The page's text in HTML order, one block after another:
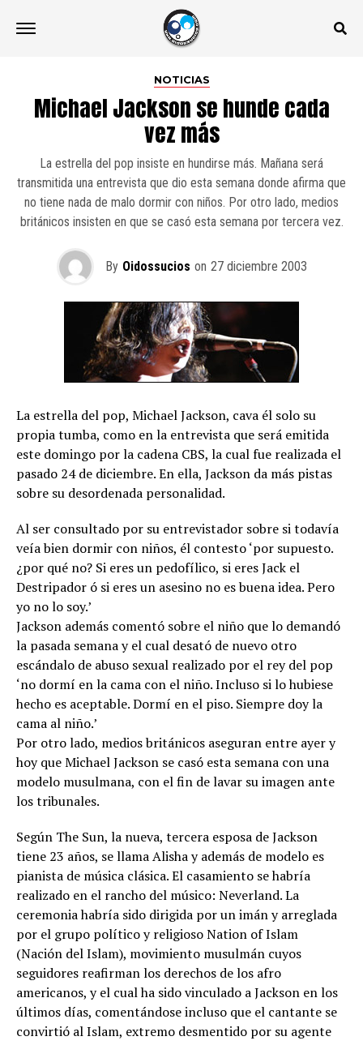
NOTICIAS
Michael Jackson se hunde cada
vez más
La estrella del pop insiste en hundirse más. Mañana será
transmitida una entrevista que dio esta semana donde afirma que
no tiene nada de malo dormir con niños. Por otro lado, medios
británicos insisten en que se casó esta semana por tercera vez.
By Oidossucios on 27 diciembre 2003
La estrella del pop, Michael Jackson, cava él solo su
propia tumba, como en la entrevista que será emitida
este domingo por la cadena CBS, la cual fue realizada el
pasado 24 de diciembre. En ella, Jackson da más pistas
sobre su desordenada personalidad.
Al ser consultado por su entrevistador sobre si todavía
veía bien dormir con niños, él contesto ‘por supuesto.
¿por qué no? Si eres un pedofílico, si eres Jack el
Destripador ó si eres un asesino no es buena idea. Pero
yo no lo soy.’
Jackson además comentó sobre el niño que lo demandó
la pasada semana y el cual desató de nuevo otro
escándalo de abuso sexual realizado por el rey del pop
‘no dormí en la cama con el niño. Incluso si lo hubiese
hecho es aceptable. Dormí en el piso. Siempre doy la
cama al niño.’
Por otro lado, medios británicos aseguran entre ayer y
hoy que Michael Jackson se casó esta semana con una
modelo musulmana, con el fin de lavar su imagen ante
los tribunales.
Según The Sun, la nueva, tercera esposa de Jackson
tiene 23 años, se llama Alisha y además de modelo es
pianista de música clásica. El casamiento se habría
realizado en el rancho del músico: Neverland. La
ceremonia habría sido dirigida por un imán y arreglada
por el grupo político y religioso Nation of Islam
(Nación del Islam), movimiento musulmán cuyos
seguidores reafirman los derechos de los afro
americanos, y el cual ha sido vinculado a Jackson en los
últimos días, comentándose incluso que el cantante se
convirtió al Islam, extremo desmentido por su agente